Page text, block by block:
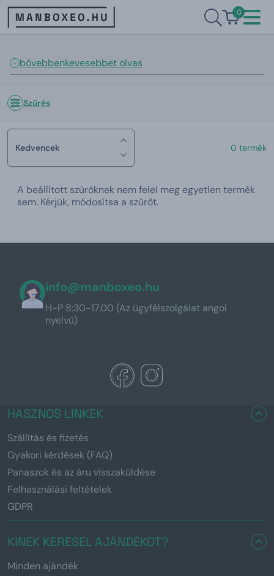
0
bővebbenkevesebbet olvas
Szűrés
Kedvencek 0 termék
A beállított szűrőknek nem felel meg egyetlen termék
sem. Kérjük, módosítsa a szűrőt.
info@manboxeo.hu
H-P 8:30-17.00 (Az ügyfélszolgálat angol
nyelvű)
HASZNOS LINKEK
Szállítás és fizetés
Gyakori kérdések (FAQ)
Panaszok és az áru visszaküldése
Felhasználási feltételek
GDPR
KINEK KERESEL AJÁNDÉKOT?
Minden ajándék